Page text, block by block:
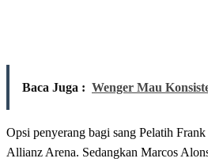
Baca Juga : Wenger Mau
Opsi penyerang bagi sang Pelatih
Allianz Arena. Sedangkan Marcos